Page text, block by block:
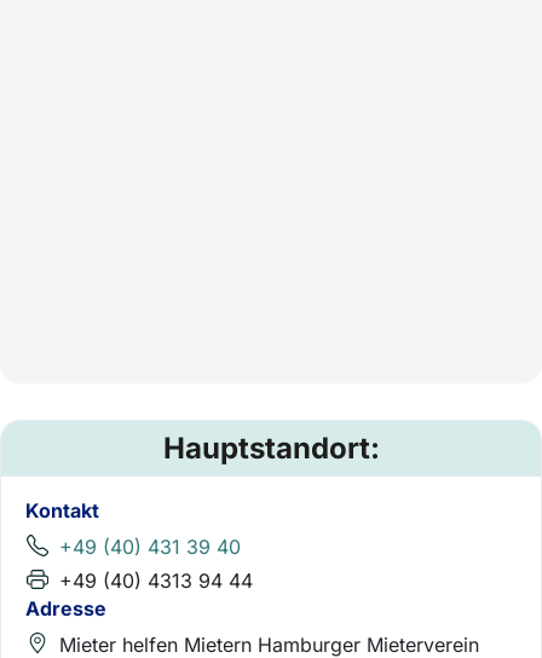
Hauptstandort:
Kontakt
+49 (40) 431 39 40
+49 (40) 4313 94 44
Adresse
Mieter helfen Mietern Hamburger Mieterverein